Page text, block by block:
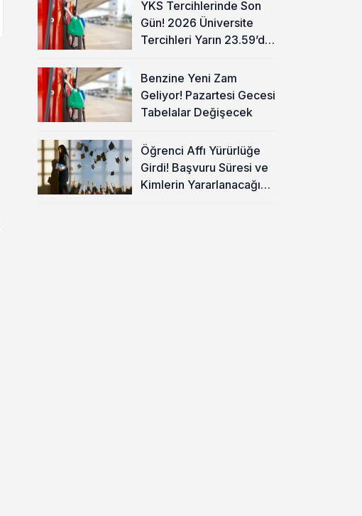
YKS Tercihlerinde Son
Gün! 2026 Üniversite
Tercihleri Yarın 23.59’da
Benzine Yeni Zam
Geliyor! Pazartesi Gecesi
Tabelalar Değişecek
Öğrenci Affı Yürürlüğe
Girdi! Başvuru Süresi ve
Kimlerin Yararlanacağı